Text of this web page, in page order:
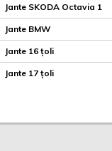
Jante SKODA Octavia 1
Jante BMW
Jante 16 țoli
Jante 17 țoli